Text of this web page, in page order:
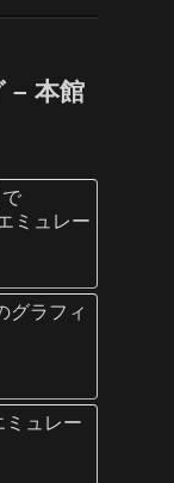
– 本館
ミュレー
グラフィ
ミュレー